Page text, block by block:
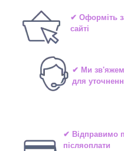
✔ Оформіть
сайті
✔ Ми
для
✔ Відправимо
післяоплати